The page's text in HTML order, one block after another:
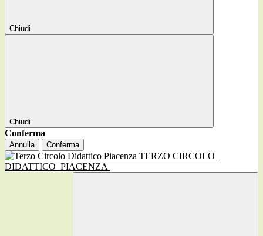
Chiudi
Chiudi
Conferma
Annulla Conferma
TERZO CIRCOLO
DIDATTICO PIACENZA